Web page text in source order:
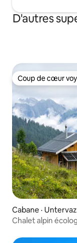
D'autres
Coup de cœur
Coup de cœur
Cabane · Untervaz
Chalet alpin